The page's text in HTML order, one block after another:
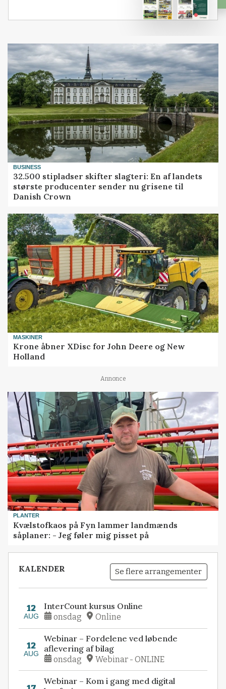
BUSINESS
32.500 stipladser skifter slagteri: En af landets
største producenter sender nu grisene til
Danish Crown
MASKINER
Krone åbner XDisc for John Deere og New
Holland
Annonce
PLANTER
Kvælstofkaos på Fyn lammer landmænds
såplaner: - Jeg føler mig pisset på
KALENDER Se flere arrangementer
12
AUG
InterCount kursus Online
onsdag Online
12
AUG
Webinar – Fordelene ved løbende
aflevering af bilag
onsdag Webinar - ONLINE
Webinar – Kom i gang med digital